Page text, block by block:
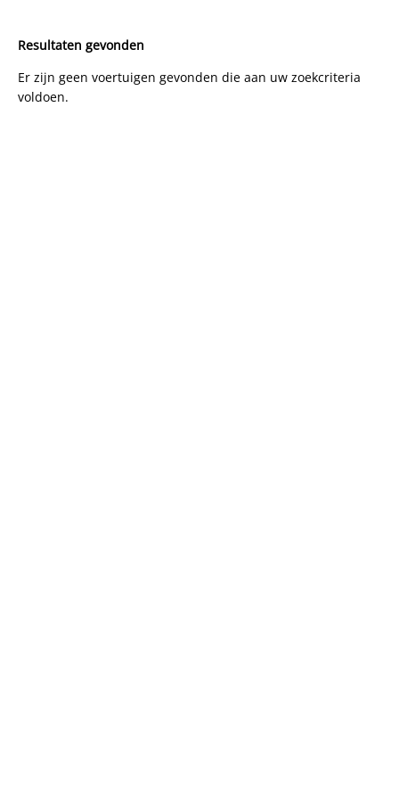
Resultaten gevonden
Er zijn geen voertuigen gevonden die aan uw zoekcriteria
voldoen.